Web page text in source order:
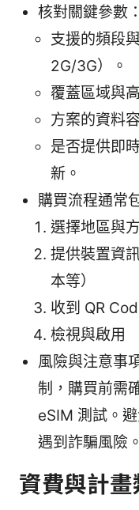
核對關鍵參數：
支援的頻段
2G/3G）。
覆蓋區域與
方案的資料
是否提供即
新。
購買流程通常
選擇地區與
提供裝置資
本等）
收到 QR
檢視與啟用
風險與注意事
制，購買前需
eSIM 測試。
遇到詐騙風險。
資費與計畫